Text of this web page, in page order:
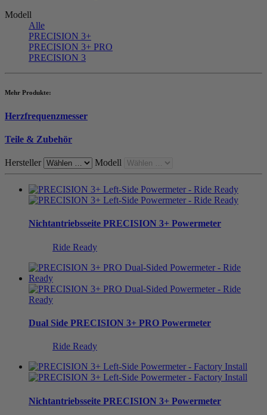
Modell
Alle
PRECISION 3+
PRECISION 3+ PRO
PRECISION 3
Mehr Produkte:
Herzfrequenzmesser
Teile & Zubehör
Hersteller Modell
Nichtantriebsseite PRECISION 3+ Powermeter
Ride Ready
Dual Side PRECISION 3+ PRO Powermeter
Ride Ready
Nichtantriebsseite PRECISION 3+ Powermeter